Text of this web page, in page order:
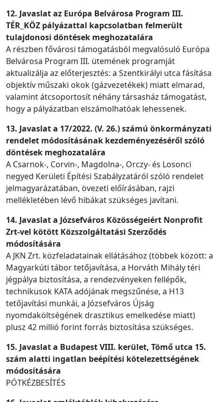
12. Javaslat az Európa Belvárosa Program III.
TÉR_KÖZ pályázattal kapcsolatban felmerült
tulajdonosi döntések meghozatalára
A részben fővárosi támogatásból megvalósuló Európa
Belvárosa Program III. ütemének programját
aktualizálja az előterjesztés: a Szentkirályi utca fásítása
objektív műszaki okok (gázvezetékek) miatt elmarad,
valamint átcsoportosít néhány társasház támogatást,
hogy a pályázatban elszámolhatóak lehessenek.
13. Javaslat a 17/2022. (V. 26.) számú önkormányzati
rendelet módosításának kezdeményezéséről szóló
döntések meghozatalára
A Csarnok-, Corvin-, Magdolna-, Orczy- és Losonci
negyed Kerületi Építési Szabályzatáról szóló rendelet
jelmagyarázatában, övezeti előírásában, rajzi
mellékletében lévő hibákat szükséges javítani.
14. Javaslat a Józsefváros Közösségeiért Nonprofit
Zrt-vel kötött Közszolgáltatási Szerződés
módosítására
A JKN Zrt. közfeladatainak ellátásához (többek között: a
Magyarkúti tábor tetőjavítása, a Horváth Mihály téri
jégpálya biztosítása, a rendezvényeken fellépők,
technikusok KATA adójának megszűnése, a H13
tetőjavítási munkái, a Józsefváros Újság
nyomdaköltségének drasztikus emelkedése miatt)
plusz 42 millió forint forrás biztosítása szükséges.
15. Javaslat a Budapest VIII. kerület, Tömő utca 15.
szám alatti ingatlan beépítési kötelezettségének
módosítására
PÓTKÉZBESÍTÉS